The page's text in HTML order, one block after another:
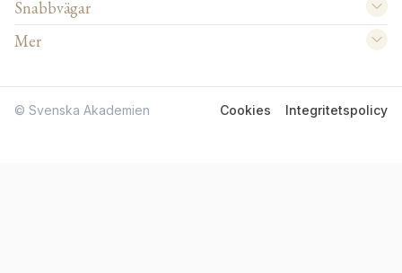
Snabbvägar
Mer
© Svenska Akademien Cookies Integritetspolicy